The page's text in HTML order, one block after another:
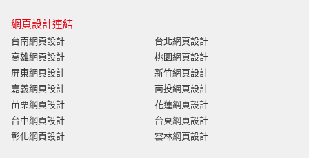
網頁設計連結
台南網頁設計
高雄網頁設計
屏東網頁設計
嘉義網頁設計
苗栗網頁設計
台中網頁設計
彰化網頁設計
台北網頁設計
桃園網頁設計
新竹網頁設計
南投網頁設計
花蓮網頁設計
台東網頁設計
雲林網頁設計